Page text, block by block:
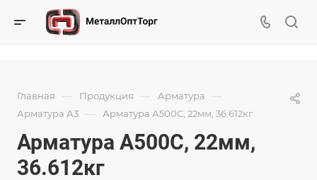
Главная — Продукция — Арматура —
Арматура А3 — Арматура А500С, 22мм, 36.612кг
Арматура А500С, 22мм,
36.612кг